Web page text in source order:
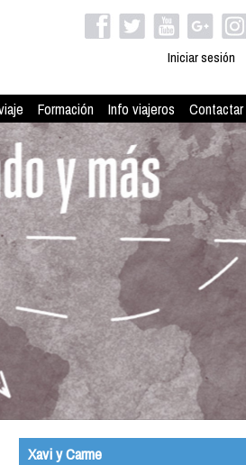
Iniciar sesión
Formación Info viajeros Contactar
Xavi y Carme